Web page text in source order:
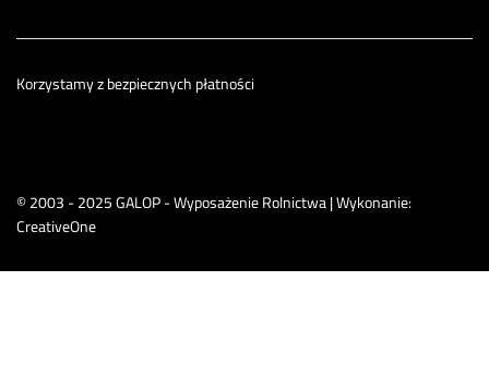
© 2003 - 2025 GALOP - Wyposażenie Rolnictwa | Wykonanie:
CreativeOne
Korzystamy z bezpiecznych płatności